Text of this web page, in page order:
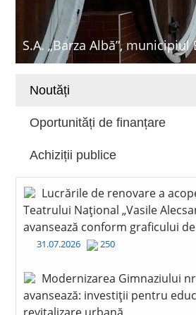
S.A. „Barza Albă”, municipiul
Noutăți
Oportunități de finanțare
Achiziții publice
Lucrările de renovare a
Teatrului Național „Vasile
avansează conform graficului
31.07.2026 250
Modernizarea Gimnaziului
avansează: investiții pentru